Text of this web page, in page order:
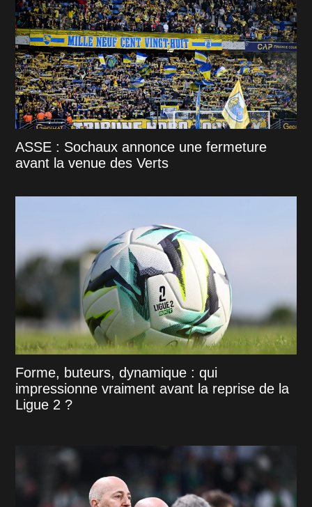
ASSE : Sochaux annonce une fermeture
avant la venue des Verts
Forme, buteurs, dynamique : qui
impressionne vraiment avant la reprise de la
Ligue 2 ?